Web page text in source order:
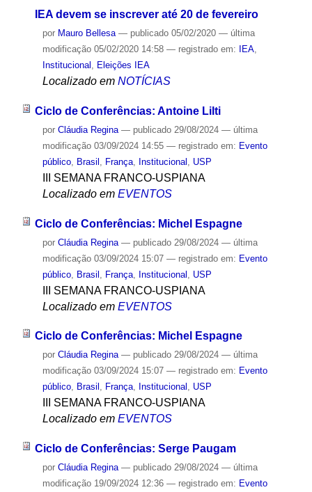
IEA devem se inscrever até 20 de fevereiro
por Mauro Bellesa — publicado05/02/2020 — última
modificação05/02/2020 14:58 — registrado em: IEA,
Institucional , Eleições IEA
Localizado em NOTÍCIAS
Ciclo de Conferências: Antoine Lilti
por Cláudia Regina — publicado29/08/2024 — última
modificação03/09/2024 14:55 — registrado em: Evento
público, Brasil , França, Institucional , USP
III SEMANA FRANCO-USPIANA
Localizado em EVENTOS
Ciclo de Conferências: Michel Espagne
por Cláudia Regina — publicado29/08/2024 — última
modificação03/09/2024 15:07 — registrado em: Evento
público, Brasil França, Institucional USP
III SEMANA FRANCO-USPIANA
Localizado em EVENTOS
Ciclo de Conferências: Michel Espagne
por Cláudia Regina — publicado29/08/2024 — última
modificação03/09/2024 15:07 — registrado em: Evento
público, Brasil , França, Institucional , USP
III SEMANA FRANCO-USPIANA
Localizado em EVENTOS
Ciclo de Conferências: Serge Paugam
por Cláudia Regina — publicado29/08/2024 — última
modificação19/09/2024 12:36 — registrado em: Evento